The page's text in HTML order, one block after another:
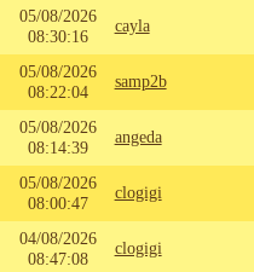
05/08/2026
08:30:16
cayla
05/08/2026
08:22:04
samp2b
05/08/2026
08:14:39
angeda
05/08/2026
08:00:47
clogigi
04/08/2026
08:47:08
clogigi